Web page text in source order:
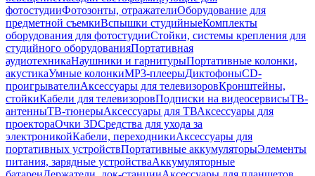
фотостудииФотозонты, отражателиОборудование для
предметной съемкиВспышки студийныеКомплекты
оборудования для фотостудииСтойки, системы крепления для
студийного оборудованияПортативная
аудиотехникаНаушники и гарнитурыПортативные колонки,
акустикаУмные колонкиMP3-плеерыДиктофоныCD-
проигрывателиАксессуары для телевизоровКронштейны,
стойкиКабели для телевизоровПодписки на видеосервисыТВ-
антенныТВ-тюнерыАксессуары для ТВАксессуары для
проектораОчки 3DСредства для ухода за
электроникойКабели, переходникиАксессуары для
портативных устройствПортативные аккумуляторыЭлементы
питания, зарядные устройстваАккумуляторные